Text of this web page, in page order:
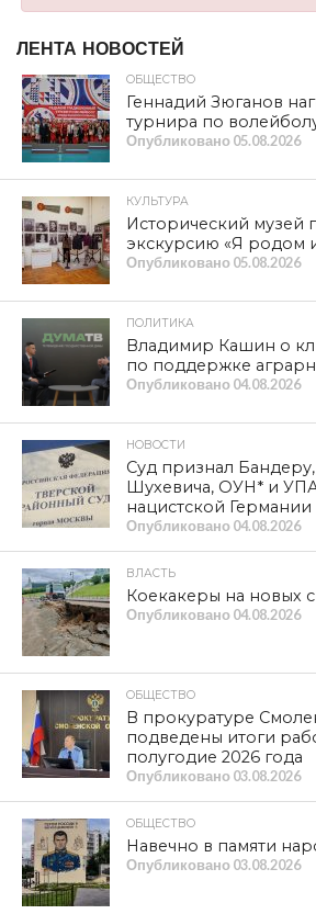
ЛЕНТА НОВОСТЕЙ
ОБЩЕСТВО
Геннадий Зюганов
турнира по
Опубликовано 05.08.2026
КУЛЬТУРА
Исторический музей
экскурсию «Я родом
Опубликовано 05.08.2026
ПОЛИТИКА
Владимир Кашин о
по поддержке
Опубликовано 04.08.2026
НОВОСТИ
Суд признал
Шухевича, ОУН* и
нацистской Германии
Опубликовано 04.08.2026
ВЛАСТЬ
Коекакеры на новых
Опубликовано 04.08.2026
ОБЩЕСТВО
В прокуратуре
подведены итоги
полугодие 2026 года
Опубликовано 03.08.2026
ОБЩЕСТВО
Навечно в памяти
Опубликовано 03.08.2026